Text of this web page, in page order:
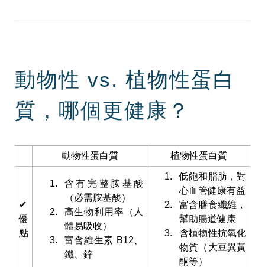
動物性 vs. 植物性蛋白
質，哪個更健康？
動物性蛋白質 植物性蛋白質
✔
優
點
含有完整胺基酸
（必需胺基酸）
高生物利用率（人
體易吸收）
富含維生素 B12、
鐵、鋅
低飽和脂肪，對
心血管健康有益
富含膳食纖維，
幫助腸道健康
含植物性抗氧化
物質（大豆異黃
酮等）